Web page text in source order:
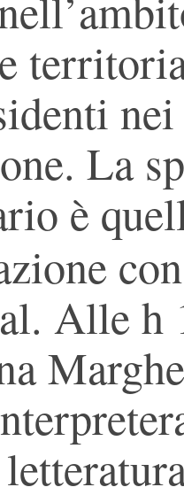
La
è
Alle h